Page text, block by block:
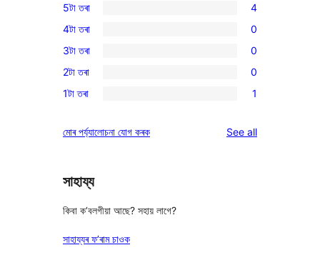
4
5-
star
reviews
5টা তৰা 4
0
4-
star
reviews
4টা তৰা 0
0
3-
star
3টা তৰা 0
0
2-
reviews
2টা তৰা 0
1
star
1টা তৰা 1
মোৰ পৰ্য্যালোচনা যোগ কৰক See allreviews
সাহায্য
কিবা ক’বলগীয়া আছে? সহায় লাগে?
সাহায্যৰ ফ’ৰাম চাওক